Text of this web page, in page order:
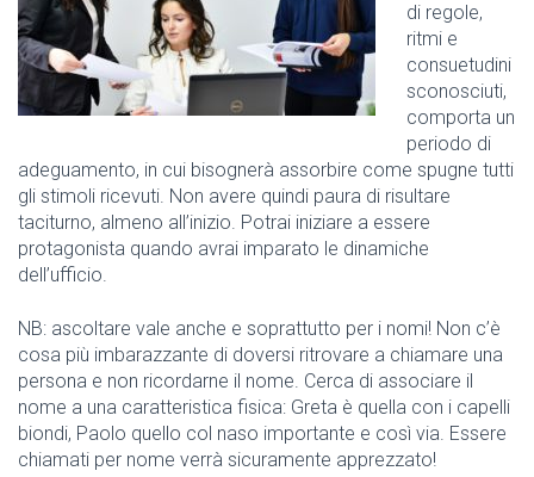
di regole,
ritmi e
consuetudini
sconosciuti,
comporta un
periodo di
adeguamento, in cui bisognerà assorbire come spugne tutti
gli stimoli ricevuti. Non avere quindi paura di risultare
taciturno, almeno all’inizio. Potrai iniziare a essere
protagonista quando avrai imparato le dinamiche
dell’ufficio.
NB: ascoltare vale anche e soprattutto per i nomi! Non c’è
cosa più imbarazzante di doversi ritrovare a chiamare una
persona e non ricordarne il nome. Cerca di associare il
nome a una caratteristica fisica: Greta è quella con i capelli
biondi, Paolo quello col naso importante e così via. Essere
chiamati per nome verrà sicuramente apprezzato!